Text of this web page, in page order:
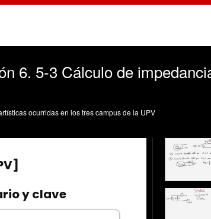
6. 5-3 Cálculo de
ocurridas en los tres campus de la UPV